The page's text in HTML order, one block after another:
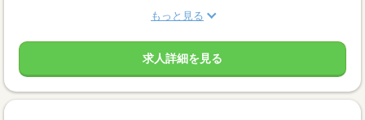
もっと見る
求人詳細を見る